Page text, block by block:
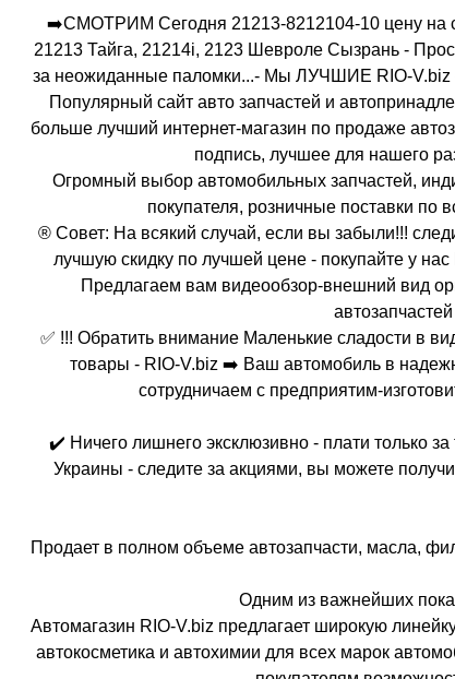
➡️СМОТРИМ Сегодня 21213-8212104-10 цену на
21213 Тайга, 21214i, 2123 Шевроле Сызрань -
за неожиданные паломки...- Мы ЛУЧШИЕ RIO-V.biz
Популярный сайт авто запчастей и
больше лучший интернет-магазин по продаже
подпись, лучшее для нашего
Огромный выбор автомобильных запчастей,
покупателя, розничные поставки по
® Совет: На всякий случай, если вы забыли!!!
лучшую скидку по лучшей цене - покупайте у
Предлагаем вам видеообзор-внешний вид
автозапчастей
✅ !!! Обратить внимание Маленькие сладости в
товары - RIO-V.biz ➡️ Ваш автомобиль в
сотрудничаем с предприятим-
✔️ Ничего лишнего эксклюзивно - плати только
Украины - следите за акциями, вы можете
Продает в полном объеме автозапчасти, масла,
Одним из важнейших
Автомагазин RIO-V.biz предлагает широкую
автокосметика и автохимии для всех марок